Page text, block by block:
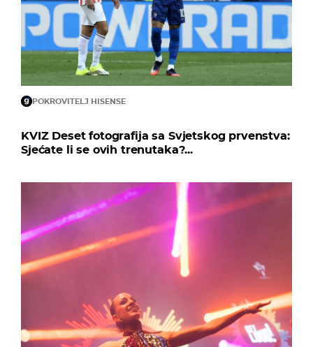
POKROVITELJ HISENSE
KVIZ Deset fotografija sa Svjetskog prvenstva:
Sjećate li se ovih trenutaka?...